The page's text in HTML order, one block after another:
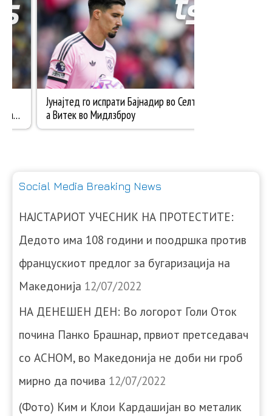
Social Media Breaking News
НАЈСТАРИОТ УЧЕСНИК НА ПРОТЕСТИТЕ:
Дедото има 108 години и поодршка против
францускиот предлог за бугаризација на
Македонија 12/07/2022
НА ДЕНЕШЕН ДЕН: Во логорот Голи Оток
почина Панко Брашнар, првиот претседавач
со АСНОМ, во Македонија не доби ни гроб
мирно да почива 12/07/2022
(Фото) Ким и Клои Кардашијан во металик